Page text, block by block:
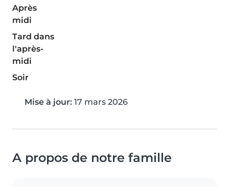
Après
midi
Tard dans
l'après-
midi
Soir
Mise à jour: 17 mars 2026
A propos de notre famille